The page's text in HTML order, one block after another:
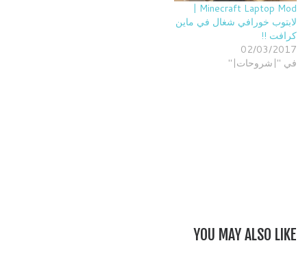
Minecraft Laptop Mod |
لابتوب خورافي شغال في ماين
كرافت !!
02/03/2017
في "|شروحات|"
YOU MAY ALSO LIKE